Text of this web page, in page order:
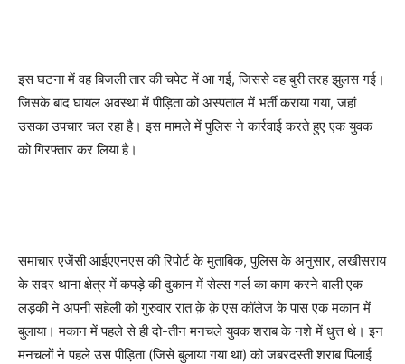
इस घटना में वह बिजली तार की चपेट में आ गई, जिससे वह बुरी तरह झुलस गई।
जिसके बाद घायल अवस्था में पीड़िता को अस्पताल में भर्ती कराया गया, जहां
उसका उपचार चल रहा है। इस मामले में पुलिस ने कार्रवाई करते हुए एक युवक
को गिरफ्तार कर लिया है।
समाचार एजेंसी आईएएनएस की रिपोर्ट के मुताबिक, पुलिस के अनुसार, लखीसराय
के सदर थाना क्षेत्र में कपड़े की दुकान में सेल्स गर्ल का काम करने वाली एक
लड़की ने अपनी सहेली को गुरुवार रात क़े क़े एस कॉलेज के पास एक मकान में
बुलाया। मकान में पहले से ही दो-तीन मनचले युवक शराब के नशे में धुत्त थे। इन
मनचलों ने पहले उस पीड़िता (जिसे बुलाया गया था) को जबरदस्ती शराब पिलाई